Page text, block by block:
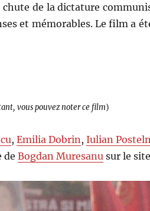
de la dictature
et mémorables. Le film a
vous pouvez noter ce film)
,Emilia Dobrin ,Iulian
deBogdan Muresanu sur le